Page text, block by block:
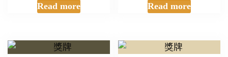
Read more Read more